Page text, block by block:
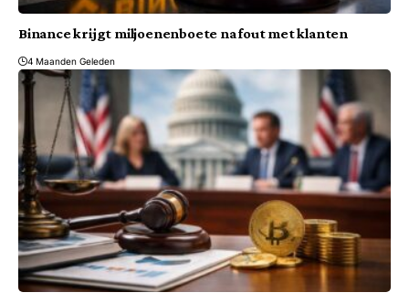
Binance krijgt miljoenenboete na fout met klanten
4 Maanden Geleden